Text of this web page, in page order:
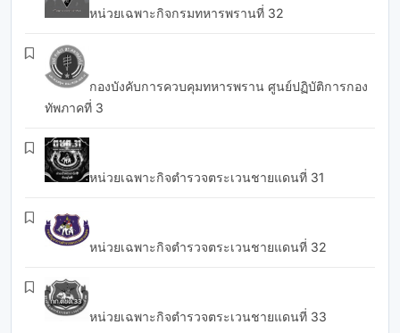
หน่วยเฉพาะกิจกรมทหารพรานที่ 32
กองบังคับการควบคุมทหารพราน ศูนย์ปฏิบัติการกอง
ทัพภาคที่ 3
หน่วยเฉพาะกิจตำรวจตระเวนชายแดนที่ 31
หน่วยเฉพาะกิจตำรวจตระเวนชายแดนที่ 32
หน่วยเฉพาะกิจตำรวจตระเวนชายแดนที่ 33